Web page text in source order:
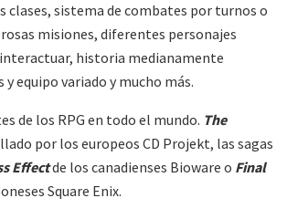
clases, sistema de combates por turnos o
misiones, diferentes personajes
historia medianamente
equipo variado y mucho más.
de los RPG en todo el mundo. The
por los europeos CD Projekt, las sagas
Effectde los canadienses Bioware o Final
Square Enix.